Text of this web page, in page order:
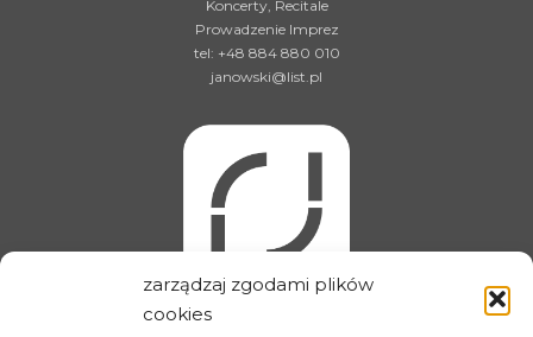
zarządzaj zgodami plików
cookies
Koncerty, Recitale
Prowadzenie Imprez
tel: +48 884 880 010
janowski@list.pl